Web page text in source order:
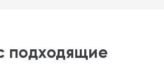
подходящие